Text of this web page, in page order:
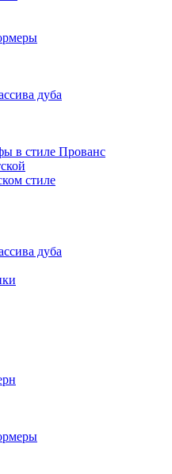
дуба
в стиле Прованс
стиле
дуба